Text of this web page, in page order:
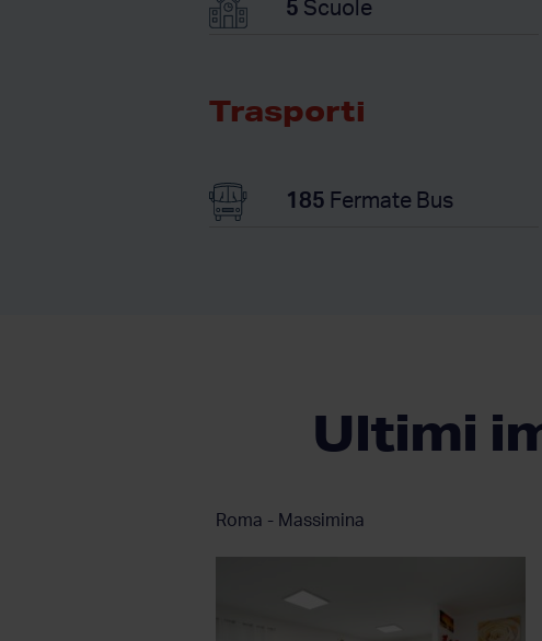
5 Scuole
Trasporti
185 Fermate Bus
Ultimi
Roma - Massimina